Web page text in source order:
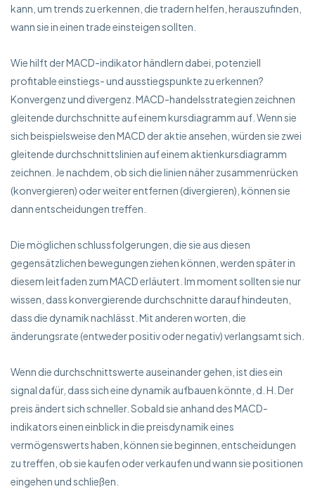
kann, um trends zu erkennen, die tradern helfen, herauszufinden,
wann sie in einen trade einsteigen sollten.
Wie hilft der MACD-indikator händlern dabei, potenziell
profitable einstiegs- und ausstiegspunkte zu erkennen?
Konvergenz und divergenz. MACD-handelsstrategien zeichnen
gleitende durchschnitte auf einem kursdiagramm auf. Wenn sie
sich beispielsweise den MACD der aktie ansehen, würden sie zwei
gleitende durchschnittslinien auf einem aktienkursdiagramm
zeichnen. Je nachdem, ob sich die linien näher zusammenrücken
(konvergieren) oder weiter entfernen (divergieren), können sie
dann entscheidungen treffen.
Die möglichen schlussfolgerungen, die sie aus diesen
gegensätzlichen bewegungen ziehen können, werden später in
diesem leitfaden zum MACD erläutert. Im moment sollten sie nur
wissen, dass konvergierende durchschnitte darauf hindeuten,
dass die dynamik nachlässt. Mit anderen worten, die
änderungsrate (entweder positiv oder negativ) verlangsamt sich.
Wenn die durchschnittswerte auseinander gehen, ist dies ein
signal dafür, dass sich eine dynamik aufbauen könnte, d. H. Der
preis ändert sich schneller. Sobald sie anhand des MACD-
indikators einen einblick in die preisdynamik eines
vermögenswerts haben, können sie beginnen, entscheidungen
zu treffen, ob sie kaufen oder verkaufen und wann sie positionen
eingehen und schließen.